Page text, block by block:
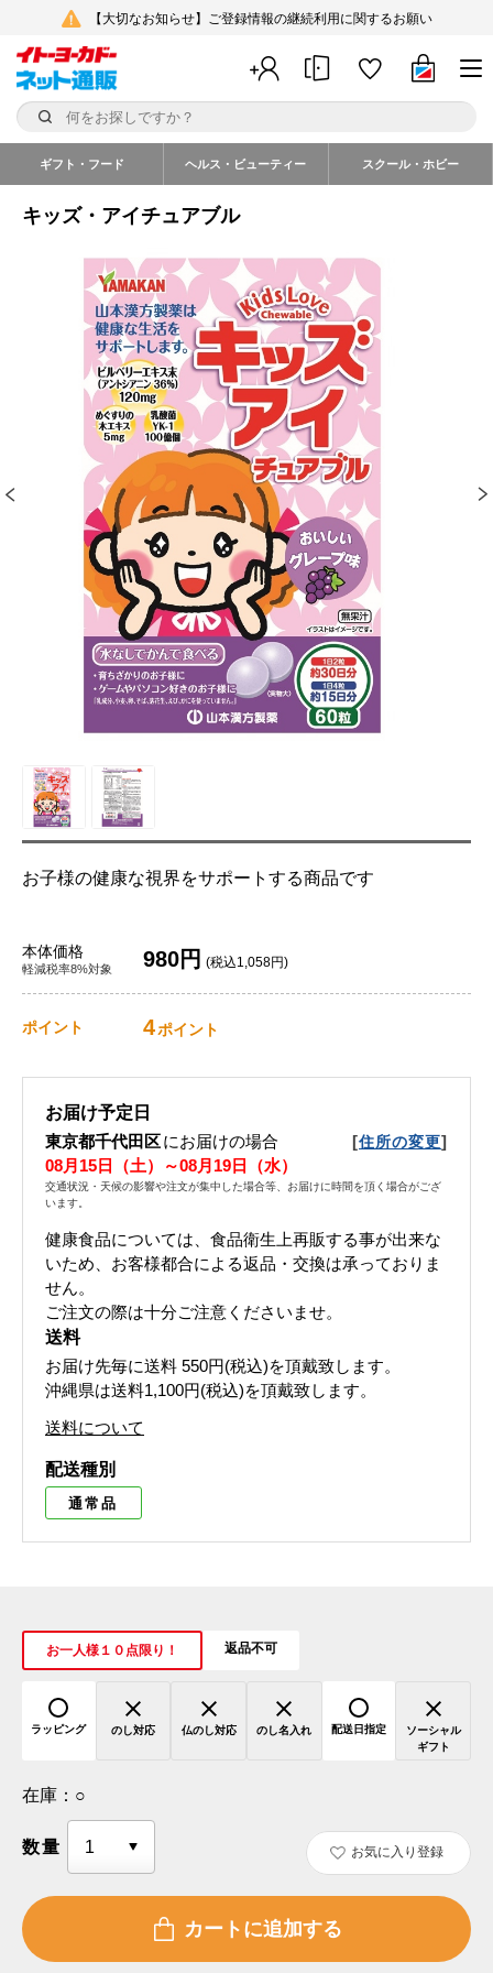
【大切なお知らせ】ご登録情報の継続利用に関するお願い
ギフト・フード ヘルス・ビューティー スクール・ホビー
キッズ・アイチュアブル
お子様の健康な視界をサポートする商品です
本体価格
軽減税率8%対象 980円 (税込1,058円)
ポイント 4ポイント
お届け予定日
東京都千代田区にお届けの場合 [住所の変更]
08月15日（土）～08月19日（水）
交通状況・天候の影響や注文が集中した場合等、お届けに時間を頂く場合がござ
います。
健康食品については、食品衛生上再販する事が出来な
いため、お客様都合による返品・交換は承っておりま
せん。
ご注文の際は十分ご注意くださいませ。
送料
お届け先毎に送料 550円(税込)を頂戴致します。
沖縄県は送料1,100円(税込)を頂戴致します。
送料について
配送種別
通常品
お一人様１０点限り！ 返品不可
ラッピング のし対応 仏のし対応 のし名入れ 配送日指定
ソーシャル
ギフト
在庫： ○
数量 お気に入り登録